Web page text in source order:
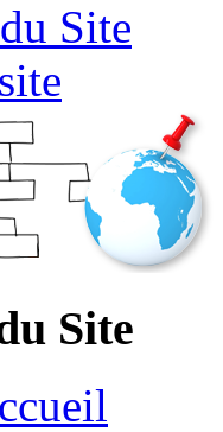
Site
Site